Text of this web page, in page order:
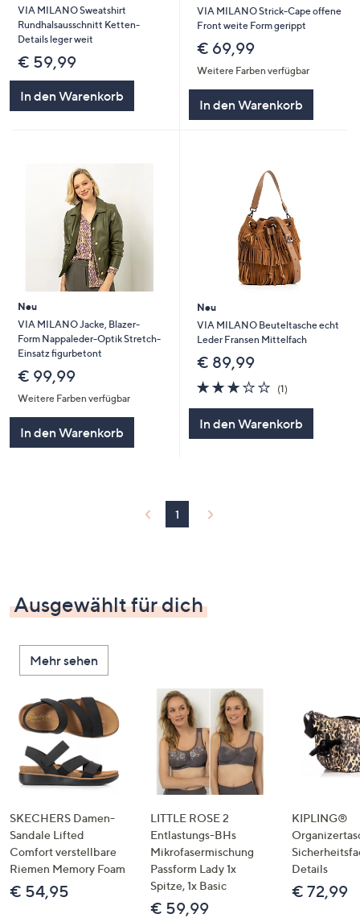
VIA MILANO Sweatshirt
Rundhalsausschnitt Ketten-
Details leger weit
€ 59,99
In den Warenkorb
VIA MILANO Strick-Cape offene
Front weite Form gerippt
€ 69,99
Weitere Farben verfügbar
In den Warenkorb
Neu
VIA MILANO Jacke, Blazer-
Form Nappaleder-Optik Stretch-
Einsatz figurbetont
€ 99,99
Weitere Farben verfügbar
In den Warenkorb
Neu
VIA MILANO Beuteltasche echt
Leder Fransen Mittelfach
€ 89,99
3.0
von
5
(1)
In den Warenkorb
1
Ausgewählt für dich
Mehr sehen
SKECHERS Damen-
Sandale Lifted
Comfort verstellbare
Riemen Memory Foam
€ 54,95
LITTLE ROSE 2
Entlastungs-BHs
Mikrofasermischung
Passform Lady 1x
Spitze, 1x Basic
€ 59,99
KIPLING®
Details
€ 72,99